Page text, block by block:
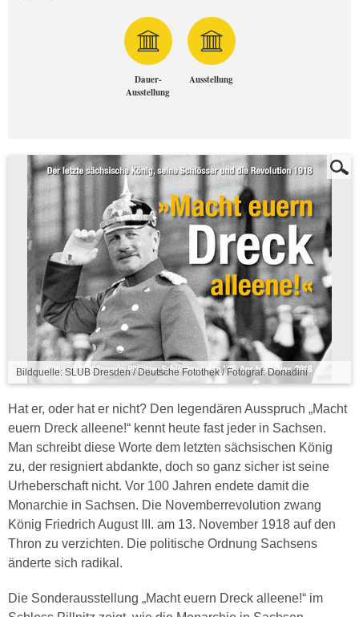
Dauer-
Ausstellung
Ausstellung
Bildquelle: SLUB Dresden / Deutsche Fotothek / Fotograf: Donadini
Hat er, oder hat er nicht? Den legendären Ausspruch „Macht
euern Dreck alleene!“ kennt heute fast jeder in Sachsen.
Man schreibt diese Worte dem letzten sächsischen König
zu, der resigniert abdankte, doch so ganz sicher ist seine
Urheberschaft nicht. Vor 100 Jahren endete damit die
Monarchie in Sachsen. Die Novemberrevolution zwang
König Friedrich August III. am 13. November 1918 auf den
Thron zu verzichten. Die politische Ordnung Sachsens
änderte sich radikal.
Die Sonderausstellung „Macht euern Dreck alleene!“ im